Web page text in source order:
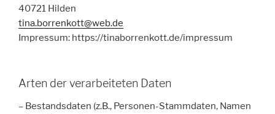
40721 Hilden
tina.borrenkott@web.de
Impressum: https://tinaborrenkott.de/impressum
Arten der verarbeiteten Daten
– Bestandsdaten (z.B., Personen-Stammdaten, Namen